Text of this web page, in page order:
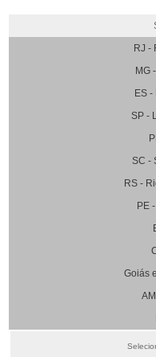
RJ -
MG
ES -
SP -
SC -
RS -
PE
Goiás